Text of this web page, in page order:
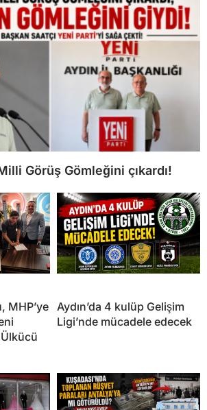
Görüş Gömleğini çıkardı!
MHP’ye Aydın’da 4 kulüp Gelişim
Ligi’nde mücadele edecek